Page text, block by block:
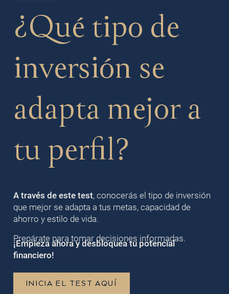
¿Qué tipo de
inversión se
adapta mejor a
tu perfil?
A través de este test, conocerás el tipo de inversión
que mejor se adapta a tus metas, capacidad de
ahorro y estilo de vida.
Prepárate para tomar decisiones informadas.
¡Empieza ahora y desbloquea tu potencial
financiero!
INICIA EL TEST AQUÍ